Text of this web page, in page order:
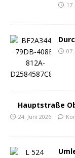
Hauptstraße
24. Juni 2026